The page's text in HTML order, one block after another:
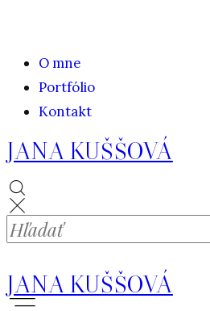
O mne
Portfólio
Kontakt
JANA KUŠŠOVÁ
JANA KUŠŠOVÁ